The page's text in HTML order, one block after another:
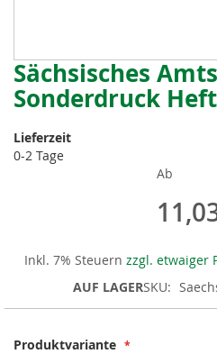
Sächsisches
Sonderdruck
Lieferzeit
0-2 Tage
Ab
Inkl. 7% Steuern zzgl. etwaiger
AUF LAGERSKU
Produktvariante
Zum
Anfang
der
springen